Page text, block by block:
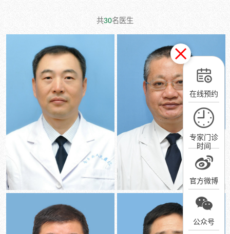
在线预约
专家门诊
时间
官方微博
公众号
共30名医生